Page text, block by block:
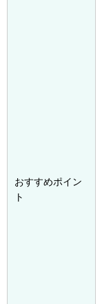
おすすめポイン
ト